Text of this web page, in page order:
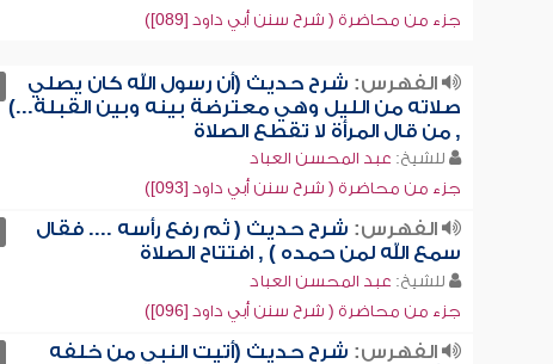
جزء من محاضرة ( شرح سنن أبي داود [089])
الفهرس: شرح حديث (أن رسول الله كان يصلي
صلاته من الليل وهي معترضة بينه وبين القبلة...)
, من قال المرأة لا تقطع الصلاة
للشيخ: عبد المحسن العباد
جزء من محاضرة ( شرح سنن أبي داود [093])
الفهرس: شرح حديث ( ثم رفع رأسه .... فقال
سمع الله لمن حمده ) , افتتاح الصلاة
للشيخ: عبد المحسن العباد
جزء من محاضرة ( شرح سنن أبي داود [096])
الفهرس: شرح حديث (أتيت النبي من خلفه